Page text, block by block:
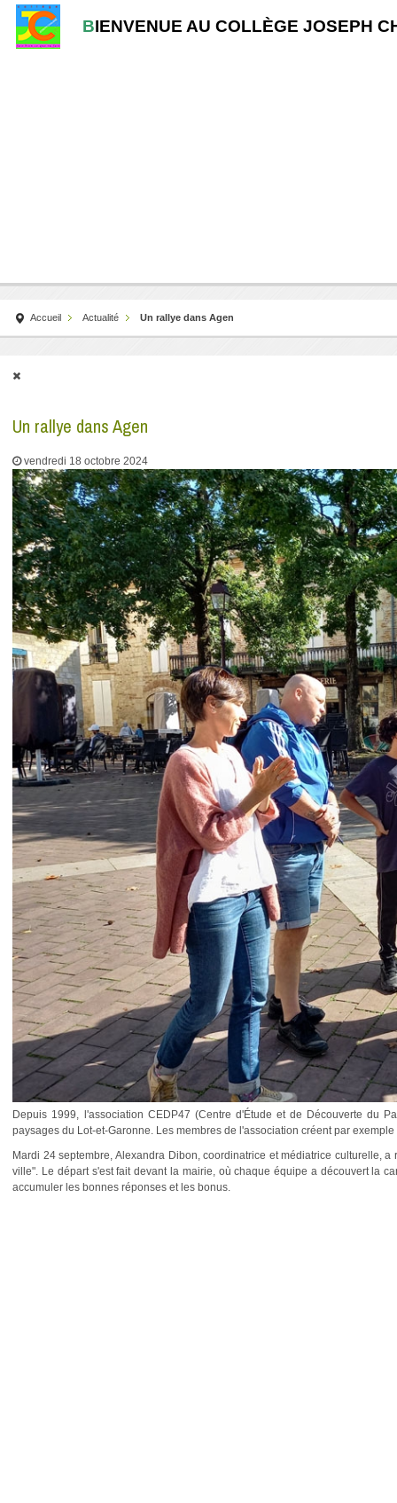
BIENVENUE AU COLLÈGE JOSEPH
Accueil Actualité Un rallye dans Agen
Un rallye dans Agen
vendredi 18 octobre 2024
Depuis 1999, l'association CEDP47 (Centre d'Étude et de Découverte du
paysages du Lot-et-Garonne. Les membres de l'association créent par
Mardi 24 septembre, Alexandra Dibon, coordinatrice et médiatrice culturelle,
ville". Le départ s'est fait devant la mairie, où chaque équipe a découvert la
accumuler les bonnes réponses et les bonus.